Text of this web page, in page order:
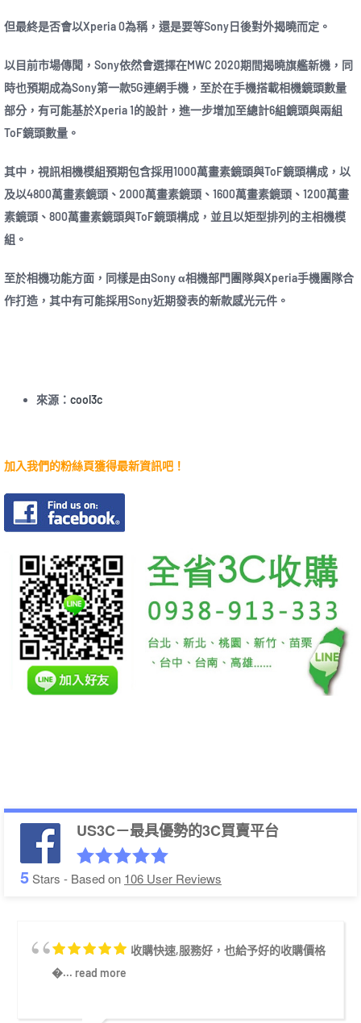
但最終是否會以Xperia 0為稱，還是要等Sony日後對外揭曉而定。
以目前市場傳聞，Sony依然會選擇在MWC 2020期間揭曉旗艦新機，同
時也預期成為Sony第一款5G連網手機，至於在手機搭載相機鏡頭數量
部分，有可能基於Xperia 1的設計，進一步增加至總計6組鏡頭與兩組
ToF鏡頭數量。
其中，視訊相機模組預期包含採用1000萬畫素鏡頭與ToF鏡頭構成，以
及以4800萬畫素鏡頭、2000萬畫素鏡頭、1600萬畫素鏡頭、1200萬畫
素鏡頭、800萬畫素鏡頭與ToF鏡頭構成，並且以矩型排列的主相機模
組。
至於相機功能方面，同樣是由Sony α相機部門團隊與Xperia手機團隊合
作打造，其中有可能採用Sony近期發表的新款感光元件。
來源： cool3c
加入我們的粉絲頁獲得最新資訊吧！
US3C－最具優勢的3C買賣平台
5Stars - Based on 106 User Reviews
收購快速,服務好，也給予好的收購價格
�... read more